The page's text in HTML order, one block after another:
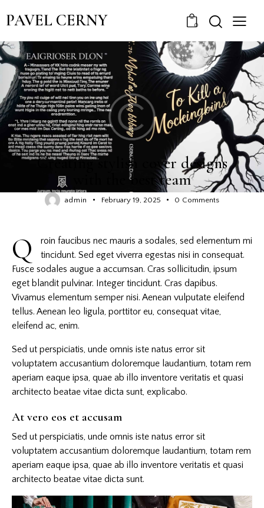
PAVEL CERNY 0
COVERS
Creating stylish cover designs
with the best team
admin February 19, 2025 0 Comments
Q
roin faucibus nec mauris a sodales, sed elementum mi
tincidunt. Sed eget viverra egestas nisi in consequat.
Fusce sodales augue a accumsan. Cras sollicitudin, ipsum
eget blandit pulvinar. Integer tincidunt. Cras dapibus.
Vivamus elementum semper nisi. Aenean vulputate eleifend
tellus. Aenean leo ligula, porttitor eu, consequat vitae,
eleifend ac, enim.
Sed ut perspiciatis, unde omnis iste natus error sit
voluptatem accusantium doloremque laudantium, totam rem
aperiam eaque ipsa, quae ab illo inventore veritatis et quasi
architecto beatae vitae dicta sunt, explicabo.
At vero eos et accusam
Sed ut perspiciatis, unde omnis iste natus error sit
voluptatem accusantium doloremque laudantium, totam rem
aperiam eaque ipsa, quae ab illo inventore veritatis et quasi
architecto beatae vitae dicta sunt.